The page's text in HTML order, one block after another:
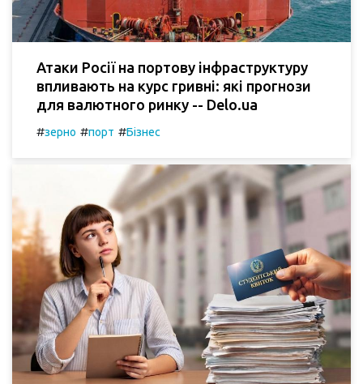
Атаки Росії на портову інфраструктуру
впливають на курс гривні: які прогнози
для валютного ринку -- Delo.ua
#зерно #порт #Бізнес